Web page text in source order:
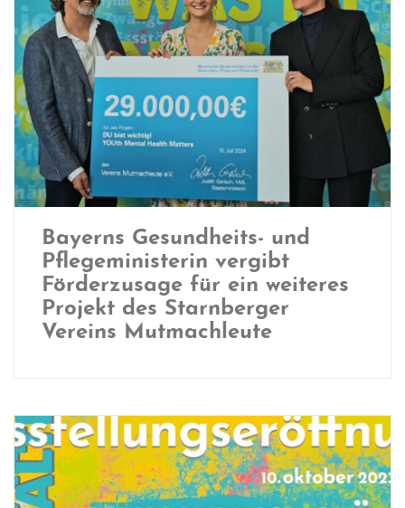
Bayerns Gesundheits- und
Pflegeministerin vergibt
Förderzusage für ein weiteres
Projekt des Starnberger
Vereins Mutmachleute